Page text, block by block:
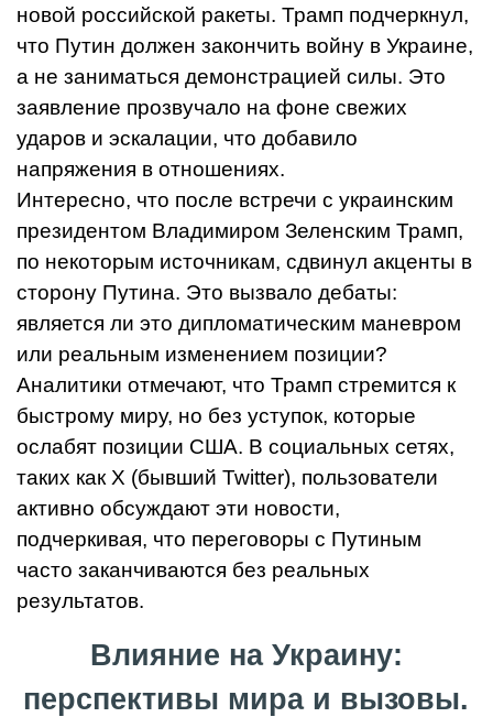
новой российской ракеты. Трамп подчеркнул,
что Путин должен закончить войну в Украине,
а не заниматься демонстрацией силы. Это
заявление прозвучало на фоне свежих
ударов и эскалации, что добавило
напряжения в отношениях.
Интересно, что после встречи с украинским
президентом Владимиром Зеленским Трамп,
по некоторым источникам, сдвинул акценты в
сторону Путина. Это вызвало дебаты:
является ли это дипломатическим маневром
или реальным изменением позиции?
Аналитики отмечают, что Трамп стремится к
быстрому миру, но без уступок, которые
ослабят позиции США. В социальных сетях,
таких как X (бывший Twitter), пользователи
активно обсуждают эти новости,
подчеркивая, что переговоры с Путиным
часто заканчиваются без реальных
результатов.
Влияние на Украину:
перспективы мира и вызовы.